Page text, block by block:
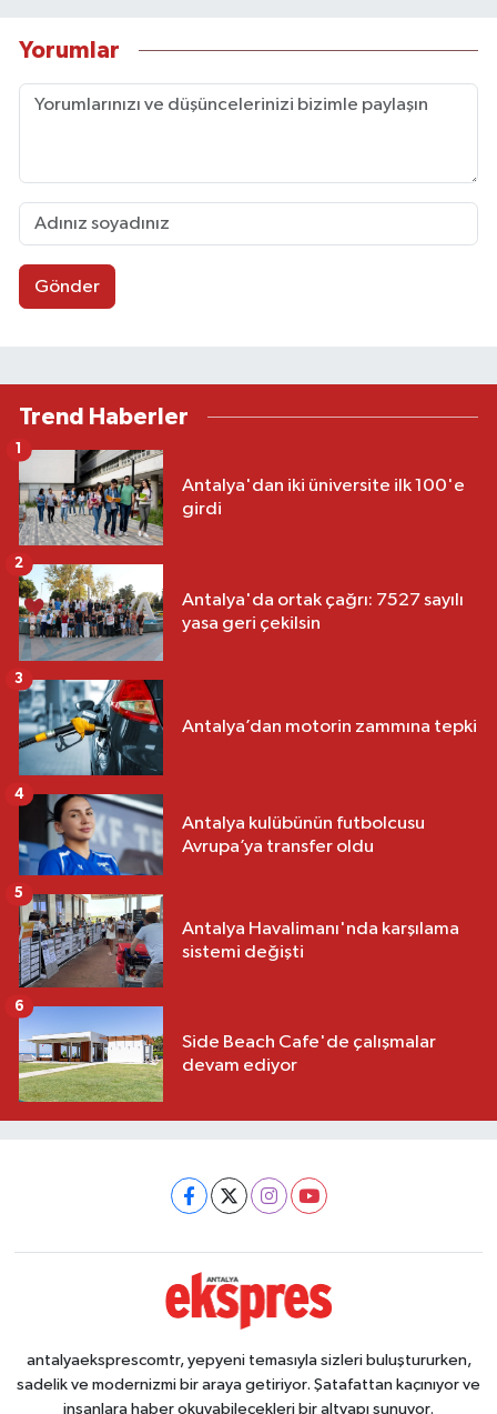
Yorumlar
Gönder
Trend Haberler
Antalya'dan iki üniversite ilk 100'e
girdi
1
Antalya'da ortak çağrı: 7527 sayılı
yasa geri çekilsin
2
Antalya’dan motorin zammına tepki
3
Antalya kulübünün futbolcusu
Avrupa’ya transfer oldu
4
Antalya Havalimanı'nda karşılama
sistemi değişti
5
Side Beach Cafe'de çalışmalar
devam ediyor
6
antalyaeksprescomtr, yepyeni temasıyla sizleri buluştururken,
sadelik ve modernizmi bir araya getiriyor. Şatafattan kaçınıyor ve
insanlara haber okuyabilecekleri bir altyapı sunuyor.